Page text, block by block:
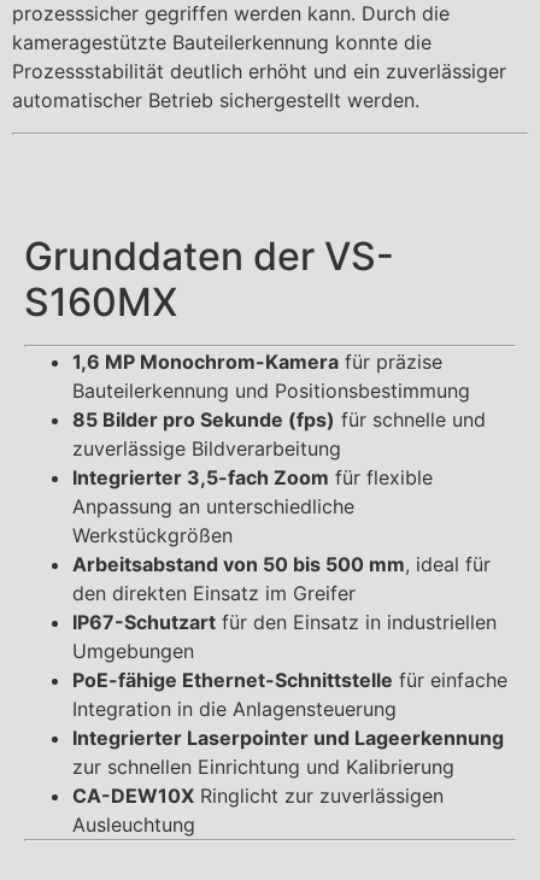
prozesssicher gegriffen werden kann. Durch die
kameragestützte Bauteilerkennung konnte die
Prozessstabilität deutlich erhöht und ein zuverlässiger
automatischer Betrieb sichergestellt werden.
Grunddaten der VS-
S160MX
1,6 MP Monochrom-Kamera für präzise
Bauteilerkennung und Positionsbestimmung
85 Bilder pro Sekunde (fps) für schnelle und
zuverlässige Bildverarbeitung
Integrierter 3,5-fach Zoom für flexible
Anpassung an unterschiedliche
Werkstückgrößen
Arbeitsabstand von 50 bis 500 mm, ideal für
den direkten Einsatz im Greifer
IP67-Schutzart für den Einsatz in industriellen
Umgebungen
PoE-fähige Ethernet-Schnittstelle für einfache
Integration in die Anlagensteuerung
Integrierter Laserpointer und Lageerkennung
zur schnellen Einrichtung und Kalibrierung
CA-DEW10X Ringlicht zur zuverlässigen
Ausleuchtung